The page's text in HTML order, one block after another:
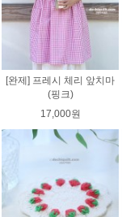
[완제] 프레시 체리 앞치마
(핑크)
17,000원